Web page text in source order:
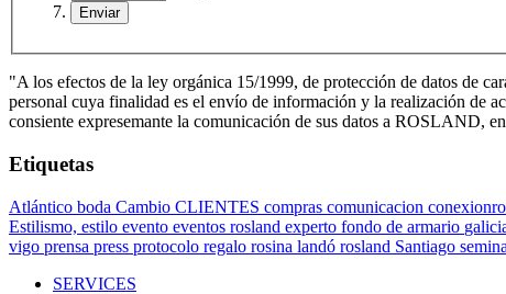
"A los efectos de la ley orgánica 15/1999, de protección de datos de
personal cuya finalidad es el envío de información y la realización de
consiente expresemante la comunicación de sus datos a ROSLAND,
Etiquetas
Atlántico boda Cambio CLIENTES compras comunicacion
Estilismo, estilo evento eventos rosland experto fondo de armario
vigo prensa press protocolo regalo rosina landó rosland Santiago
SERVICES